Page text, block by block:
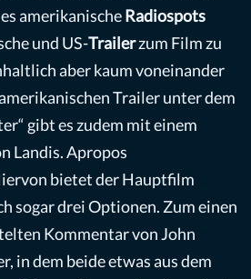
amerikanischeRadiospots
und US-Trailerzum Film zu
aber kaum voneinander
Trailer unter dem
gibt es zudem mit einem
Landis. Apropos
bietet der Hauptfilm
sogar drei Optionen. Zum einen
Kommentar von John
in dem beide etwas aus dem